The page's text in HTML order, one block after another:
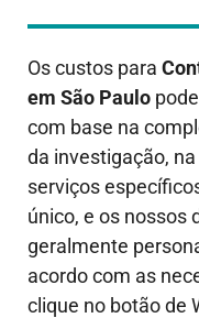
Os custos para
em São Paulo
com base na
da investigação,
serviços
único, e os nossos
geralmente
acordo com as
clique no botão de